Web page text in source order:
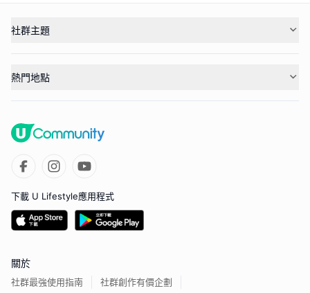
社群主題
熱門地點
下載 U Lifestyle應用程式
關於
社群最強使用指南 社群創作有價企劃